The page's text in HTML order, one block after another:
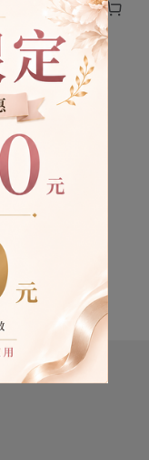
 